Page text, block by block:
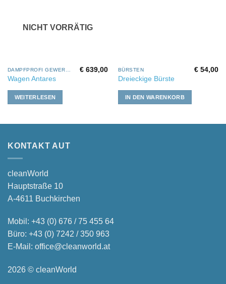
NICHT VORRÄTIG
Wagen Antares
€ 639,00
WEITERLESEN
BÜRSTEN
Dreieckige Bürste
€ 54,00
IN DEN WARENKORB
KONTAKT AUT
cleanWorld
Hauptstraße 10
A-4611 Buchkirchen
Mobil: +43 (0) 676 / 75 455 64
Büro: +43 (0) 7242 / 350 963
E-Mail: office@cleanworld.at
2026 © cleanWorld